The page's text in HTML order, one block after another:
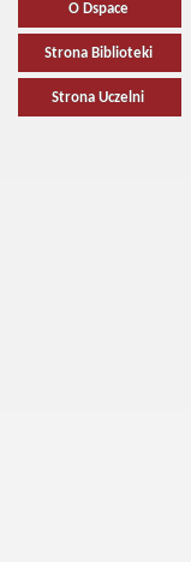
O Dspace
Strona Biblioteki
Strona Uczelni